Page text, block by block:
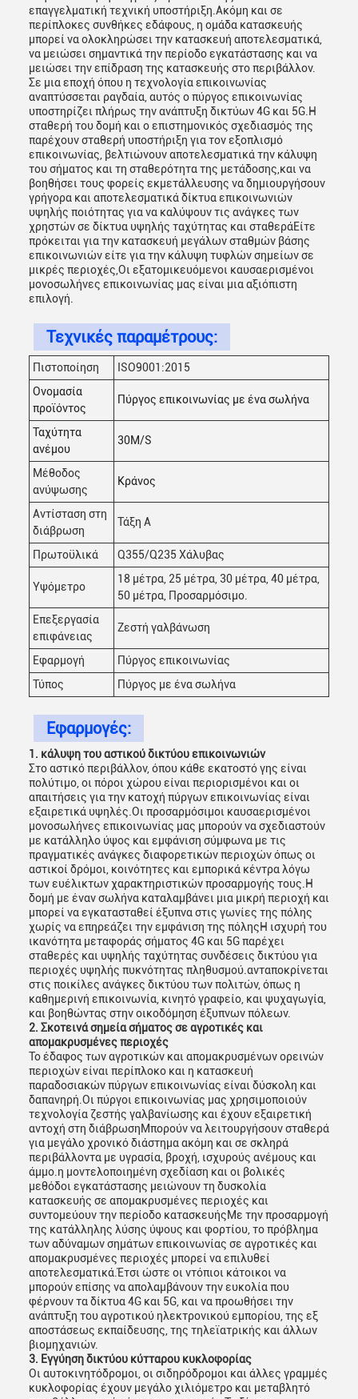
επαγγελματική τεχνική υποστήριξη.Ακόμη και σε
περίπλοκες συνθήκες εδάφους, η ομάδα κατασκευής
μπορεί να ολοκληρώσει την κατασκευή αποτελεσματικά,
να μειώσει σημαντικά την περίοδο εγκατάστασης και να
μειώσει την επίδραση της κατασκευής στο περιβάλλον.
Σε μια εποχή όπου η τεχνολογία επικοινωνίας
αναπτύσσεται ραγδαία, αυτός ο πύργος επικοινωνίας
υποστηρίζει πλήρως την ανάπτυξη δικτύων 4G και 5G.Η
σταθερή του δομή και ο επιστημονικός σχεδιασμός της
παρέχουν σταθερή υποστήριξη για τον εξοπλισμό
επικοινωνίας, βελτιώνουν αποτελεσματικά την κάλυψη
του σήματος και τη σταθερότητα της μετάδοσης,και να
βοηθήσει τους φορείς εκμετάλλευσης να δημιουργήσουν
γρήγορα και αποτελεσματικά δίκτυα επικοινωνιών
υψηλής ποιότητας για να καλύψουν τις ανάγκες των
χρηστών σε δίκτυα υψηλής ταχύτητας και σταθεράΕίτε
πρόκειται για την κατασκευή μεγάλων σταθμών βάσης
επικοινωνιών είτε για την κάλυψη τυφλών σημείων σε
μικρές περιοχές,Οι εξατομικευόμενοι καυσαερισμένοι
μονοσωλήνες επικοινωνίας μας είναι μια αξιόπιστη
επιλογή.
Τεχνικές παραμέτρους:
Πιστοποίηση
ISO9001:2015
Ονομασία
προϊόντος
Πύργος επικοινωνίας με ένα σωλήνα
Ταχύτητα
ανέμου
30M/S
Μέθοδος
ανύψωσης
Κράνος
Αντίσταση στη
διάβρωση
Τάξη Α
Πρωτοϋλικά Q355/Q235 Χάλυβας
Υψόμετρο
18 μέτρα, 25 μέτρα, 30 μέτρα, 40 μέτρα,
50 μέτρα, Προσαρμόσιμο.
Επεξεργασία
επιφάνειας
Ζεστή γαλβάνωση
Εφαρμογή
Πύργος επικοινωνίας
Τύπος
Πύργος με ένα σωλήνα
Εφαρμογές:
1. κάλυψη του αστικού δικτύου επικοινωνιών
Στο αστικό περιβάλλον, όπου κάθε εκατοστό γης είναι
πολύτιμο, οι πόροι χώρου είναι περιορισμένοι και οι
απαιτήσεις για την κατοχή πύργων επικοινωνίας είναι
εξαιρετικά υψηλές.Οι προσαρμόσιμοι καυσαερισμένοι
μονοσωλήνες επικοινωνίας μας μπορούν να σχεδιαστούν
με κατάλληλο ύψος και εμφάνιση σύμφωνα με τις
πραγματικές ανάγκες διαφορετικών περιοχών όπως οι
αστικοί δρόμοι, κοινότητες και εμπορικά κέντρα λόγω
των ευέλικτων χαρακτηριστικών προσαρμογής τους.Η
δομή με έναν σωλήνα καταλαμβάνει μια μικρή περιοχή και
μπορεί να εγκατασταθεί έξυπνα στις γωνίες της πόλης
χωρίς να επηρεάζει την εμφάνιση της πόληςΗ ισχυρή του
ικανότητα μεταφοράς σήματος 4G και 5G παρέχει
σταθερές και υψηλής ταχύτητας συνδέσεις δικτύου για
περιοχές υψηλής πυκνότητας πληθυσμού.ανταποκρίνεται
στις ποικίλες ανάγκες δικτύου των πολιτών, όπως η
καθημερινή επικοινωνία, κινητό γραφείο, και ψυχαγωγία,
και βοηθώντας στην οικοδόμηση έξυπνων πόλεων.
2. Σκοτεινά σημεία σήματος σε αγροτικές και
απομακρυσμένες περιοχές
Το έδαφος των αγροτικών και απομακρυσμένων ορεινών
περιοχών είναι περίπλοκο και η κατασκευή
παραδοσιακών πύργων επικοινωνίας είναι δύσκολη και
δαπανηρή.Οι πύργοι επικοινωνίας μας χρησιμοποιούν
τεχνολογία ζεστής γαλβανίωσης και έχουν εξαιρετική
αντοχή στη διάβρωσηΜπορούν να λειτουργήσουν σταθερά
για μεγάλο χρονικό διάστημα ακόμη και σε σκληρά
περιβάλλοντα με υγρασία, βροχή, ισχυρούς ανέμους και
άμμο.η μοντελοποιημένη σχεδίαση και οι βολικές
μεθόδοι εγκατάστασης μειώνουν τη δυσκολία
κατασκευής σε απομακρυσμένες περιοχές και
συντομεύουν την περίοδο κατασκευήςΜε την προσαρμογή
της κατάλληλης λύσης ύψους και φορτίου, το πρόβλημα
των αδύναμων σημάτων επικοινωνίας σε αγροτικές και
απομακρυσμένες περιοχές μπορεί να επιλυθεί
αποτελεσματικά.Έτσι ώστε οι ντόπιοι κάτοικοι να
μπορούν επίσης να απολαμβάνουν την ευκολία που
φέρνουν τα δίκτυα 4G και 5G, και να προωθήσει την
ανάπτυξη του αγροτικού ηλεκτρονικού εμπορίου, της εξ
αποστάσεως εκπαίδευσης, της τηλεϊατρικής και άλλων
βιομηχανιών.
3. Εγγύηση δικτύου κύτταρου κυκλοφορίας
Οι αυτοκινητόδρομοι, οι σιδηρόδρομοι και άλλες γραμμές
κυκλοφορίας έχουν μεγάλο χιλιόμετρο και μεταβλητό